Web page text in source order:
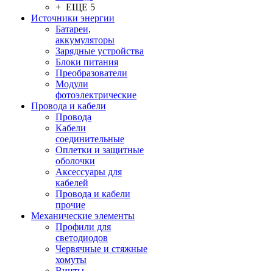
+ ЕЩЕ 5
Источники энергии
Батареи,
аккумуляторы
Зарядные устройства
Блоки питания
Преобразователи
Модули
фотоэлектрические
Провода и кабели
Провода
Кабели
соединительные
Оплетки и защитные
оболочки
Аксессуары для
кабелей
Провода и кабели
прочие
Механические элементы
Профили для
светодиодов
Червячные и стяжные
хомуты